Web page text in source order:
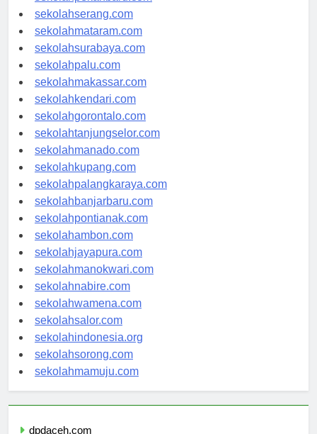
sekolahpekanbaru.com
sekolahserang.com
sekolahmataram.com
sekolahsurabaya.com
sekolahpalu.com
sekolahmakassar.com
sekolahkendari.com
sekolahgorontalo.com
sekolahtanjungselor.com
sekolahmanado.com
sekolahkupang.com
sekolahpalangkaraya.com
sekolahbanjarbaru.com
sekolahpontianak.com
sekolahambon.com
sekolahjayapura.com
sekolahmanokwari.com
sekolahnabire.com
sekolahwamena.com
sekolahsalor.com
sekolahindonesia.org
sekolahsorong.com